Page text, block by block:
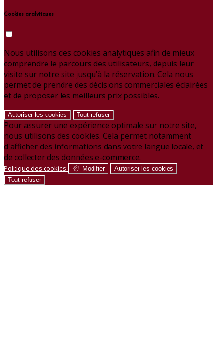
Cookies analytiques
Nous utilisons des cookies analytiques afin de mieux
comprendre le parcours des utilisateurs, depuis leur
visite sur notre site jusqu’à la réservation. Cela nous
permet de prendre des décisions commerciales éclairées
et de proposer les meilleurs prix possibles.
Autoriser les cookies Tout refuser
Pour assurer une expérience optimale sur notre site,
nous utilisons des cookies. Cela permet notamment
d'afficher des informations dans votre langue locale, et
de collecter des données e-commerce.
Politique des cookies Modifier
Autoriser les cookies
Tout refuser